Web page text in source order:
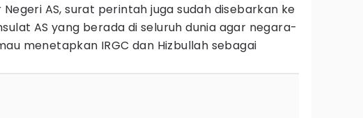
AS, surat perintah juga sudah disebarkan ke
AS yang berada di seluruh dunia agar negara-
menetapkan IRGC dan Hizbullah sebagai